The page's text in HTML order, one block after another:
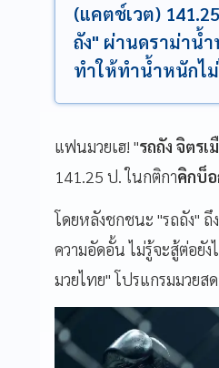
(แคตช์เวต)
ถัง" ผ่านดราม่าน้ำ
ทำให้ทำน้ำหนักไ
แฟนมวยเฮ! "รถถัง จิตร
141.25 ป. ในกติกาคิกบ็
โดยหลังชกชนะ "รถถัง" ถึ
ความอัดอั้น ไม่รู้จะสู้ต่อยั
มวยไทย" โปรแกรมมวยส